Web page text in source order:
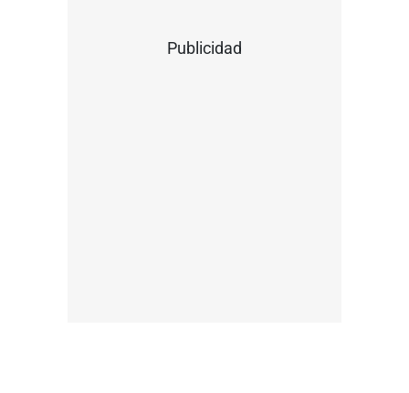
Publicidad